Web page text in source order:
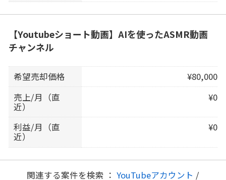
【Youtubeショート動画】AIを使ったASMR動画
チャンネル
希望売却価格
¥80,000
売上/月（直
近）
¥0
利益/月（直
近）
¥0
関連する案件を検索 ： YouTubeアカウント /